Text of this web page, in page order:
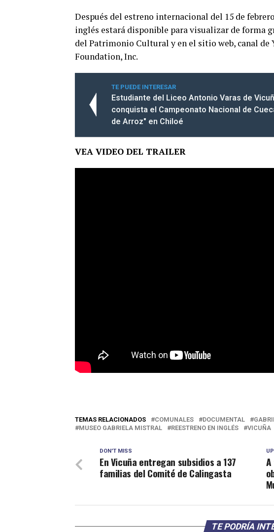
Después del estreno internacional del 15 de
inglés estará disponible para visualizar de forma
del Patrimonio Cultural y en el sitio web, canal de
Foundation, Inc.
TE PUEDE INTERESAR
Estudiante del Liceo Antonio Varas de
conquista el Campeonato Nacional de
de Arroz" en Chiloé
VEA VIDEO DEL TRAILER
TEMAS RELACIONADOS COMUNALES DOCUMENTAL
MUSEO GABRIELA MISTRAL
REESTRENO EN INGLÉS VICUÑA
DON'T MISS
En Vicuña entregan subsidios a 137
familias del Comité de Calingasta
TE PODRÍA